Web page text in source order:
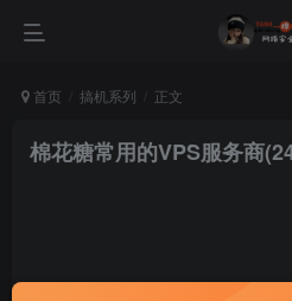
首页 搞机系列 正文
棉花糖常用的VPS服务商